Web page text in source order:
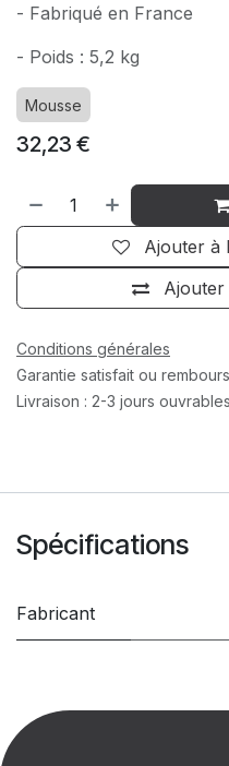
- Fabriqué en France
- Poids : 5,2 kg
Mousse
32,23 €
Ajouter à
Conditions générales
Garantie satisfait ou
Livraison : 2-3 jours ouvrables
Spécifications
Fabricant